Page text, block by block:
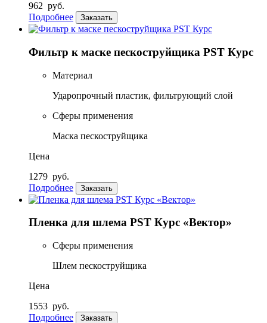
962 руб.
Подробнее
Заказать
Фильтр к маске пескоструйщика PST Курс
Материал
Ударопрочный пластик, фильтрующий слой
Сферы применения
Маска пескоструйщика
Цена
1279 руб.
Подробнее
Заказать
Пленка для шлема PST Курс «Вектор»
Сферы применения
Шлем пескоструйщика
Цена
1553 руб.
Подробнее
Заказать